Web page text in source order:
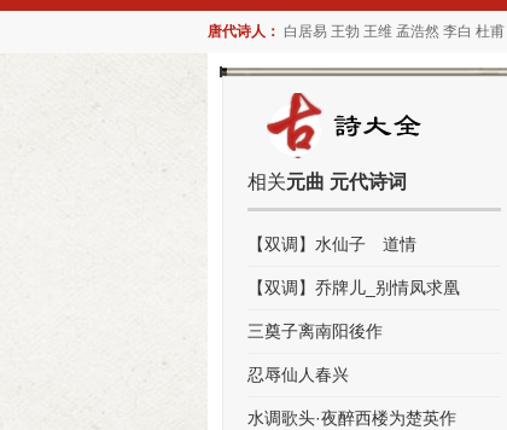
唐代诗人： 白居易 王勃 王维 孟浩然 李白 杜甫
相关元曲 元代诗词
【双调】水仙子 道情
【双调】乔牌儿_别情凤求凰
三奠子离南阳後作
忍辱仙人春兴
水调歌头·夜醉西楼为楚英作